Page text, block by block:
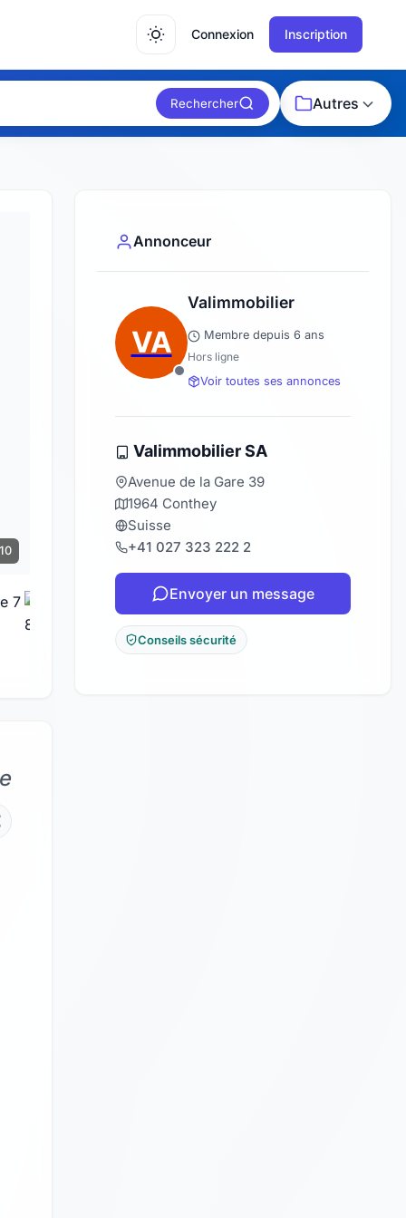
Connexion Inscription
Rechercher Autres
Annonceur
VA
Valimmobilier
Membre depuis 6 ans
Hors ligne
Voir toutes ses annonces
Valimmobilier SA
Avenue de la Gare 39
1964 Conthey
Suisse
+41 027 323 222 2
Envoyer un message
Conseils sécurité